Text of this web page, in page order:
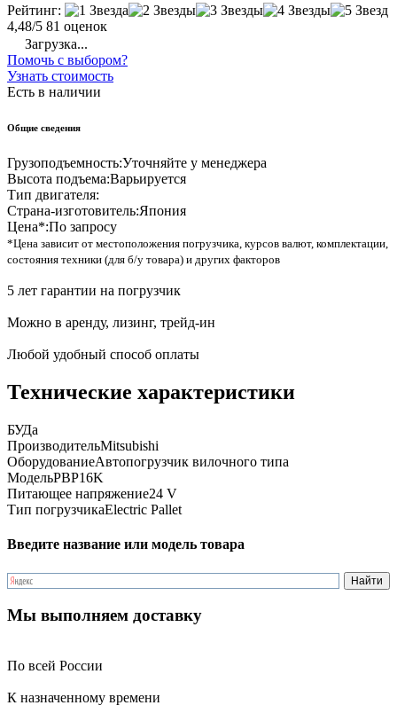
Рейтинг:
4,48/5 81 оценок
Загрузка...
Помочь с выбором?
Узнать стоимость
Есть в наличии
Общие сведения
Грузоподъемность:Уточняйте у менеджера
Высота подъема:Варьируется
Тип двигателя:
Страна-изготовитель:Япония
Цена*:По запросу
*Цена зависит от местоположения погрузчика, курсов валют, комплектации,
состояния техники (для б/у товара) и других факторов
5 лет гарантии на погрузчик
Можно в аренду, лизинг, трейд-ин
Любой удобный способ оплаты
Технические характеристики
БУДа
ПроизводительMitsubishi
ОборудованиеАвтопогрузчик вилочного типа
МодельPBP16K
Питающее напряжение24 V
Тип погрузчикаElectric Pallet
Введите название или модель товара
Мы выполняем доставку
По всей России
К назначенному времени